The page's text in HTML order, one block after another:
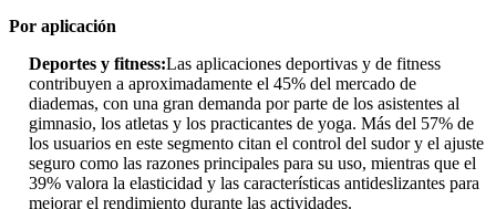
Por aplicación
Deportes y fitness:Las aplicaciones deportivas y de fitness
contribuyen a aproximadamente el 45% del mercado de
diademas, con una gran demanda por parte de los asistentes al
gimnasio, los atletas y los practicantes de yoga. Más del 57% de
los usuarios en este segmento citan el control del sudor y el ajuste
seguro como las razones principales para su uso, mientras que el
39% valora la elasticidad y las características antideslizantes para
mejorar el rendimiento durante las actividades.